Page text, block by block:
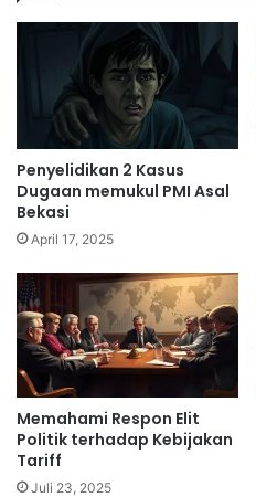
Penyelidikan 2 Kasus
Dugaan memukul PMI Asal
Bekasi
April 17, 2025
Memahami Respon Elit
Politik terhadap Kebijakan
Tariff
Juli 23, 2025